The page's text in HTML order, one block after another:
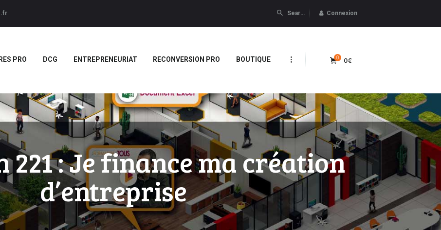
Connexion
PRO DCG ENTREPRENEURIAT RECONVERSION PRO BOUTIQUE 0€
0
: Je finance ma création
d’entreprise
Forces LMS
BTS
DCG
RECONVERSION PRO
BOUTIQUE
MARQUE
BLANCHE/SCORM